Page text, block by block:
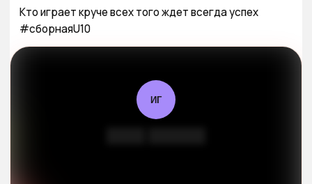
Кто играет круче всех того ждет всегда успех
#сборнаяU10
ИГ